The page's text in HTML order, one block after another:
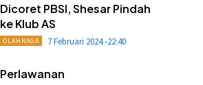
Dicoret PBSI, Shesar Pindah
ke Klub AS
OLAHRAGA 7 Februari 2024 -22:40
Perlawanan